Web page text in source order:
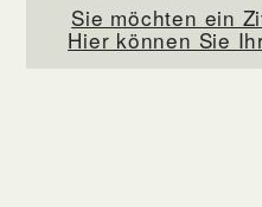
Sie möchten ein
Hier können Sie